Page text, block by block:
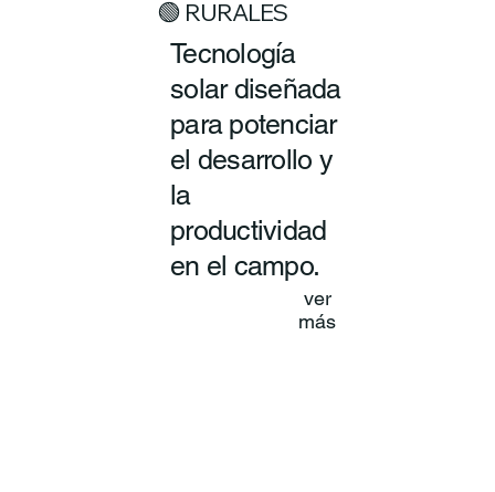
🟢 RURALES
Tecnología
solar diseñada
para potenciar
el desarrollo y
la
productividad
en el campo.
ver
más